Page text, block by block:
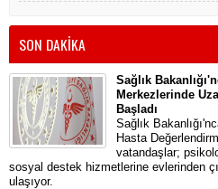
SON DAKİKA
Sağlık
Merkezlerinde
Başladı
Sağlık
Hasta
vatandaşlar;
sosyal destek hizmetlerine evlerinden
ulaşıyor.